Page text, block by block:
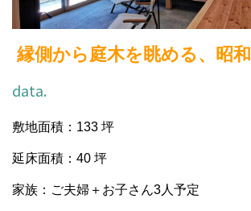
縁側から庭木を眺める、昭
data.
敷地面積：133 坪
延床面積：40 坪
家族：ご夫婦＋お子さん3人予定